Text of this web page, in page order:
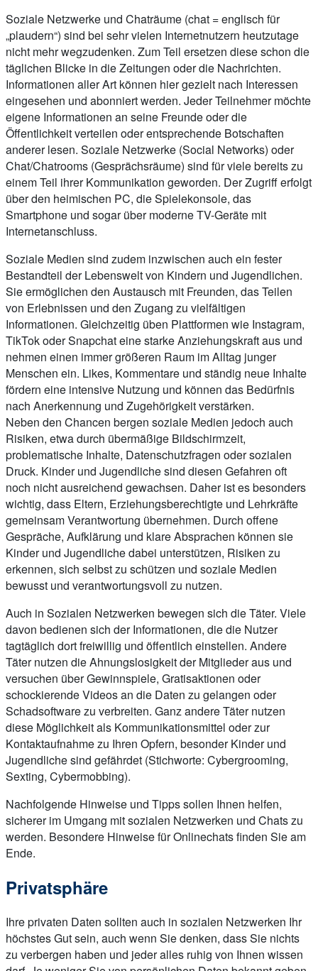
Soziale Netzwerke und Chaträume (chat = englisch für
„plaudern“) sind bei sehr vielen Internetnutzern heutzutage
nicht mehr wegzudenken. Zum Teil ersetzen diese schon die
täglichen Blicke in die Zeitungen oder die Nachrichten.
Informationen aller Art können hier gezielt nach Interessen
eingesehen und abonniert werden. Jeder Teilnehmer möchte
eigene Informationen an seine Freunde oder die
Öffentlichkeit verteilen oder entsprechende Botschaften
anderer lesen. Soziale Netzwerke (Social Networks) oder
Chat/Chatrooms (Gesprächsräume) sind für viele bereits zu
einem Teil ihrer Kommunikation geworden. Der Zugriff erfolgt
über den heimischen PC, die Spielekonsole, das
Smartphone und sogar über moderne TV-Geräte mit
Internetanschluss.
Soziale Medien sind zudem inzwischen auch ein fester
Bestandteil der Lebenswelt von Kindern und Jugendlichen.
Sie ermöglichen den Austausch mit Freunden, das Teilen
von Erlebnissen und den Zugang zu vielfältigen
Informationen. Gleichzeitig üben Plattformen wie Instagram,
TikTok oder Snapchat eine starke Anziehungskraft aus und
nehmen einen immer größeren Raum im Alltag junger
Menschen ein. Likes, Kommentare und ständig neue Inhalte
fördern eine intensive Nutzung und können das Bedürfnis
nach Anerkennung und Zugehörigkeit verstärken.
Neben den Chancen bergen soziale Medien jedoch auch
Risiken, etwa durch übermäßige Bildschirmzeit,
problematische Inhalte, Datenschutzfragen oder sozialen
Druck. Kinder und Jugendliche sind diesen Gefahren oft
noch nicht ausreichend gewachsen. Daher ist es besonders
wichtig, dass Eltern, Erziehungsberechtigte und Lehrkräfte
gemeinsam Verantwortung übernehmen. Durch offene
Gespräche, Aufklärung und klare Absprachen können sie
Kinder und Jugendliche dabei unterstützen, Risiken zu
erkennen, sich selbst zu schützen und soziale Medien
bewusst und verantwortungsvoll zu nutzen.
Auch in Sozialen Netzwerken bewegen sich die Täter. Viele
davon bedienen sich der Informationen, die die Nutzer
tagtäglich dort freiwillig und öffentlich einstellen. Andere
Täter nutzen die Ahnungslosigkeit der Mitglieder aus und
versuchen über Gewinnspiele, Gratisaktionen oder
schockierende Videos an die Daten zu gelangen oder
Schadsoftware zu verbreiten. Ganz andere Täter nutzen
diese Möglichkeit als Kommunikationsmittel oder zur
Kontaktaufnahme zu Ihren Opfern, besonder Kinder und
Jugendliche sind gefährdet (Stichworte: Cybergrooming,
Sexting, Cybermobbing).
Nachfolgende Hinweise und Tipps sollen Ihnen helfen,
sicherer im Umgang mit sozialen Netzwerken und Chats zu
werden. Besondere Hinweise für Onlinechats finden Sie am
Ende.
Privatsphäre
Ihre privaten Daten sollten auch in sozialen Netzwerken Ihr
höchstes Gut sein, auch wenn Sie denken, dass Sie nichts
zu verbergen haben und jeder alles ruhig von Ihnen wissen